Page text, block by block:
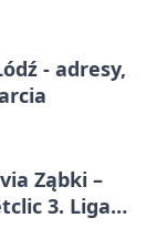
- adresy,
Ząbki –
3. Liga